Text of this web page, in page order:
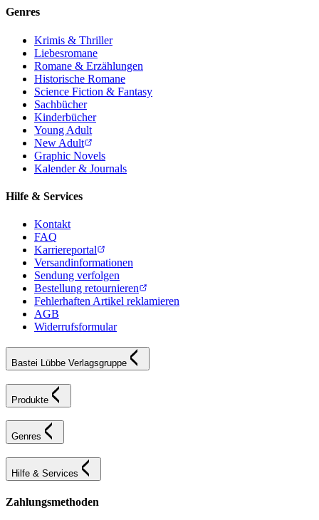
Genres
Krimis & Thriller
Liebesromane
Romane & Erzählungen
Historische Romane
Science Fiction & Fantasy
Sachbücher
Kinderbücher
Young Adult
New Adult
Graphic Novels
Kalender & Journals
Hilfe & Services
Kontakt
FAQ
Karriereportal
Versandinformationen
Sendung verfolgen
Bestellung retournieren
Fehlerhaften Artikel reklamieren
AGB
Widerrufsformular
Bastei Lübbe Verlagsgruppe
Produkte
Genres
Hilfe & Services
Zahlungsmethoden